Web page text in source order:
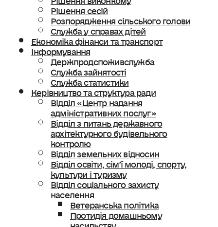
Рішення сесій
Розпорядження сільського голови
Служба у справах дітей
Економіка фінанси та транспорт
Інформування
Держпродспоживслужба
Служба зайнятості
Служба статистики
Керівництво та структура ради
Відділ «Центр надання
адміністративних послуг»
Відділ з питань державного
архітектурного будівельного
контролю
Відділ земельних відносин
Відділ освіти, сімʼї молоді, спорту,
культури і туризму
Відділ соціального захисту
населення
Ветеранська політика
Протидія домашньому
насильству